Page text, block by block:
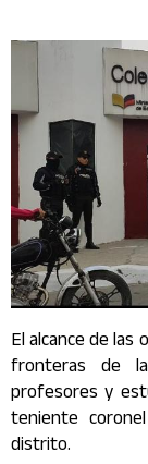
El alcance de las
fronteras de
profesores y
teniente
distrito.